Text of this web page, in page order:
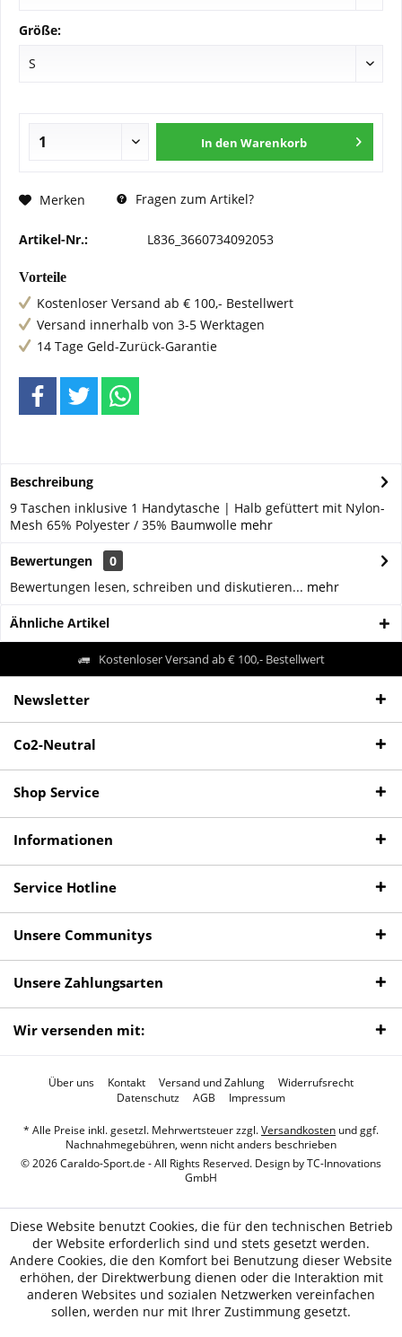
Größe:
In den Warenkorb
Merken Fragen zum Artikel?
Artikel-Nr.: L836_3660734092053
Vorteile
Kostenloser Versand ab € 100,- Bestellwert
Versand innerhalb von 3-5 Werktagen
14 Tage Geld-Zurück-Garantie
Beschreibung
9 Taschen inklusive 1 Handytasche | Halb gefüttert mit Nylon-
Mesh 65% Polyester / 35% Baumwolle mehr
Bewertungen
0
Bewertungen lesen, schreiben und diskutieren... mehr
Ähnliche Artikel
Kostenloser Versand ab € 100,- Bestellwert
Newsletter
Co2-Neutral
Shop Service
Informationen
Service Hotline
Unsere Communitys
Unsere Zahlungsarten
Wir versenden mit:
Über uns Kontakt Versand und Zahlung
Widerrufsrecht
Datenschutz
AGB Impressum
* Alle Preise inkl. gesetzl. Mehrwertsteuer zzgl.Versandkosten und ggf.
Nachnahmegebühren, wenn nicht anders beschrieben
© 2026 Caraldo-Sport.de - All Rights Reserved. Design byTC-Innovations
GmbH
Diese Website benutzt Cookies, die für den technischen Betrieb
der Website erforderlich sind und stets gesetzt werden.
Andere Cookies, die den Komfort bei Benutzung dieser Website
erhöhen, der Direktwerbung dienen oder die Interaktion mit
anderen Websites und sozialen Netzwerken vereinfachen
sollen, werden nur mit Ihrer Zustimmung gesetzt.